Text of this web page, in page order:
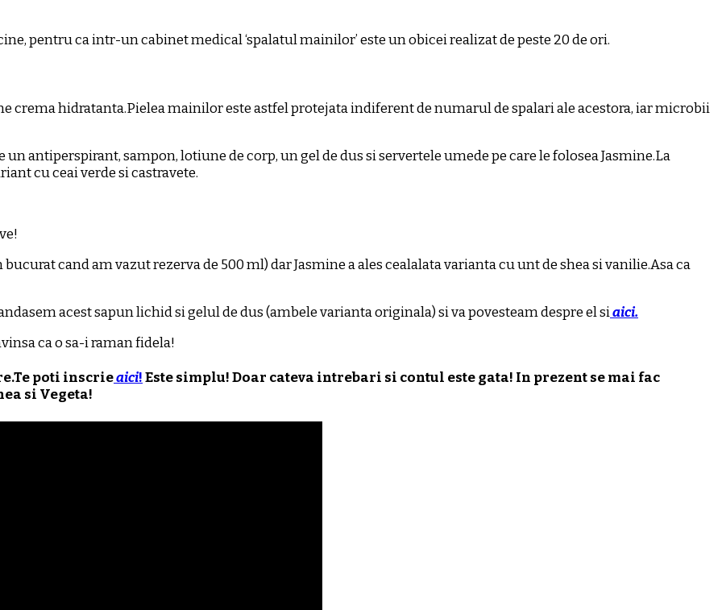
pentru ca intr-un cabinet medical ‘spalatul mainilor’ este un obicei realizat de peste 20 de ori.
crema hidratanta.Pielea mainilor este astfel protejata indiferent de numarul de spalari ale acestora, iar microbii
antiperspirant, sampon, lotiune de corp, un gel de dus si servertele umede pe care le folosea Jasmine.La
cu ceai verde si castravete.
cand am vazut rezerva de 500 ml) dar Jasmine a ales cealalata varianta cu unt de shea si vanilie.Asa ca
acest sapun lichid si gelul de dus (ambele varianta originala) si va povesteam despre el siaici.
ca o sa-i raman fidela!
poti inscrieaici!Este simplu! Doar cateva intrebari si contul este gata! In prezent se mai fac
si Vegeta!